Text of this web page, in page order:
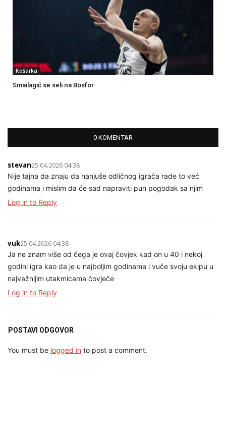
Košarka
Smailagić se seli na Bosfor
0 KOMENTAR
stevan25.04.2026 04:38
Nije tajna da znaju da nanjuše odličnog igrača rade to već
godinama i mislim da će sad napraviti pun pogodak sa njim
Log in to Reply
vuk25.04.2026 04:38
Ja ne znam više od čega je ovaj čovjek kad on u 40 i nekoj
godini igra kao da je u najboljim godinama i vuče svoju ekipu u
najvažnijim utakmicama čovječe
Log in to Reply
POSTAVI ODGOVOR
You must be logged in to post a comment.